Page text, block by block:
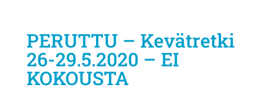
PERUTTU – Kevätretki
26-29.5.2020 – EI
KOKOUSTA